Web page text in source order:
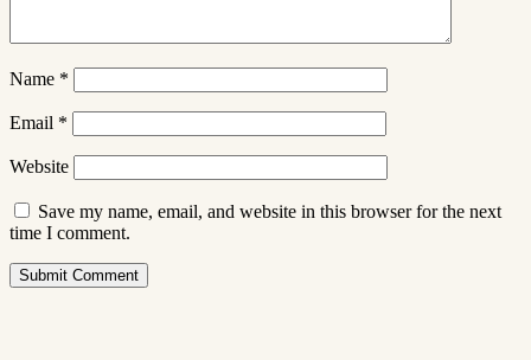
Name *
Email *
Website
Save my name, email, and website in this browser for the next
time I comment.
Submit Comment